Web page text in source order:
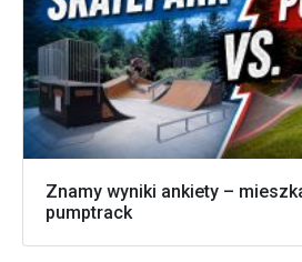
Znamy wyniki ankiety –
pumptrack